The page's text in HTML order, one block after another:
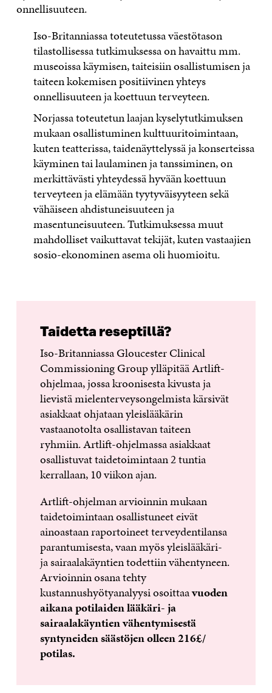
onnellisuuteen.
Iso-Britanniassa toteutetussa väestötason
tilastollisessa tutkimuksessa on havaittu mm.
museoissa käymisen, taiteisiin osallistumisen ja
taiteen kokemisen positiivinen yhteys
onnellisuuteen ja koettuun terveyteen.
Norjassa toteutetun laajan kyselytutkimuksen
mukaan osallistuminen kulttuuritoimintaan,
kuten teatterissa, taidenäyttelyssä ja konserteissa
käyminen tai laulaminen ja tanssiminen, on
merkittävästi yhteydessä hyvään koettuun
terveyteen ja elämään tyytyväisyyteen sekä
vähäiseen ahdistuneisuuteen ja
masentuneisuuteen. Tutkimuksessa muut
mahdolliset vaikuttavat tekijät, kuten vastaajien
sosio-ekonominen asema oli huomioitu.
Taidetta reseptillä?
Iso-Britanniassa Gloucester Clinical
Commissioning Group ylläpitää Artlift-
ohjelmaa, jossa kroonisesta kivusta ja
lievistä mielenterveysongelmista kärsivät
asiakkaat ohjataan yleislääkärin
vastaanotolta osallistavan taiteen
ryhmiin. Artlift-ohjelmassa asiakkaat
osallistuvat taidetoimintaan 2 tuntia
kerrallaan, 10 viikon ajan.
Artlift-ohjelman arvioinnin mukaan
taidetoimintaan osallistuneet eivät
ainoastaan raportoineet terveydentilansa
parantumisesta, vaan myös yleislääkäri-
ja sairaalakäyntien todettiin vähentyneen.
Arvioinnin osana tehty
kustannushyötyanalyysi osoittaavuoden
aikana potilaiden lääkäri- ja
sairaalakäyntien vähentymisestä
syntyneiden säästöjen olleen 216£/
potilas.